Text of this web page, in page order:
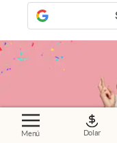
Menú Dolar